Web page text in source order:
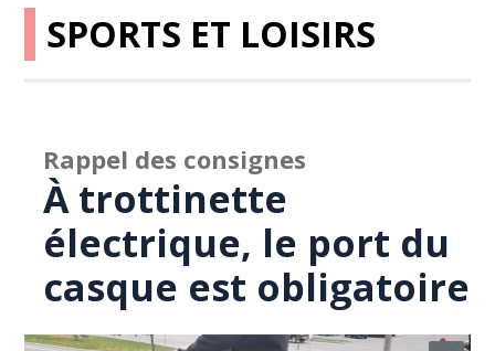
SPORTS ET LOISIRS
Rappel des consignes
À trottinette
électrique, le port du
casque est obligatoire